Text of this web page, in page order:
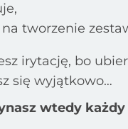
tworzenie
irytację, bo
się wyjątkowo…
wtedy każdy